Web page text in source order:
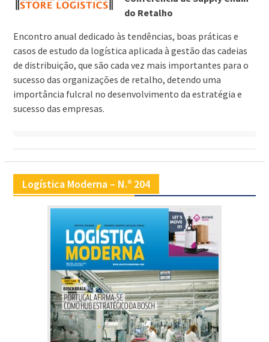
do Retalho
Encontro anual dedicado às tendências, boas práticas e
casos de estudo da logística aplicada à gestão das cadeias
de distribuição, que são cada vez mais importantes para o
sucesso das organizações de retalho, detendo uma
importância fulcral no desenvolvimento da estratégia e
sucesso das empresas.
Logística Moderna – N.º 204